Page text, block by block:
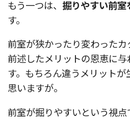
もう一つは、 掘りやすい前
す。
前室が狭かったり変わったカ
前述したメリットの恩恵に
す。もちろん違うメリット
思いますが。
前室が掘りやすいという視